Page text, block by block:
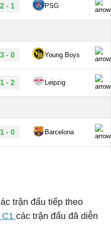
trận đấu tiếp theo
C1 các trận đấu đã diễn